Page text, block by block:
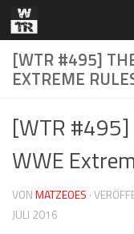
Zum Inhalt springen
[WTR #495]
EXTREME
[WTR #495]
WWE
VONMATZEOES ·
JULI 2016